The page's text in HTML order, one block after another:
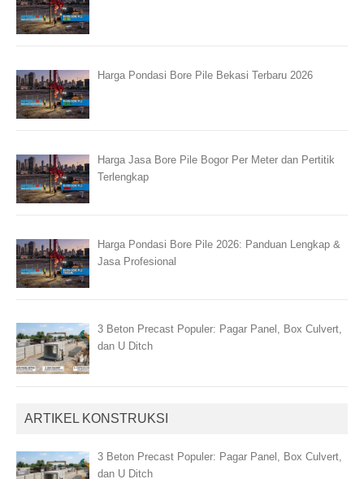
Harga Pondasi Bore Pile Bekasi Terbaru 2026
Harga Jasa Bore Pile Bogor Per Meter dan Pertitik
Terlengkap
Harga Pondasi Bore Pile 2026: Panduan Lengkap &
Jasa Profesional
3 Beton Precast Populer: Pagar Panel, Box Culvert,
dan U Ditch
ARTIKEL KONSTRUKSI
3 Beton Precast Populer: Pagar Panel, Box Culvert,
dan U Ditch